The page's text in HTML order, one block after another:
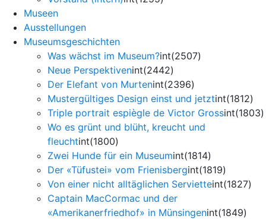
Museen
Ausstellungen
Museumsgeschichten
Was wächst im Museum?int(2507)
Neue Perspektivenint(2442)
Der Elefant von Murtenint(2396)
Mustergültiges Design einst und jetztint(1812)
Triple portrait espiègle de Victor Grossint(1803)
Wo es grünt und blüht, kreucht und
fleuchtint(1800)
Zwei Hunde für ein Museumint(1814)
Der «Tüfustei» vom Frienisbergint(1819)
Von einer nicht alltäglichen Servietteint(1827)
Captain MacCormac und der
«Amerikanerfriedhof» in Münsingenint(1849)